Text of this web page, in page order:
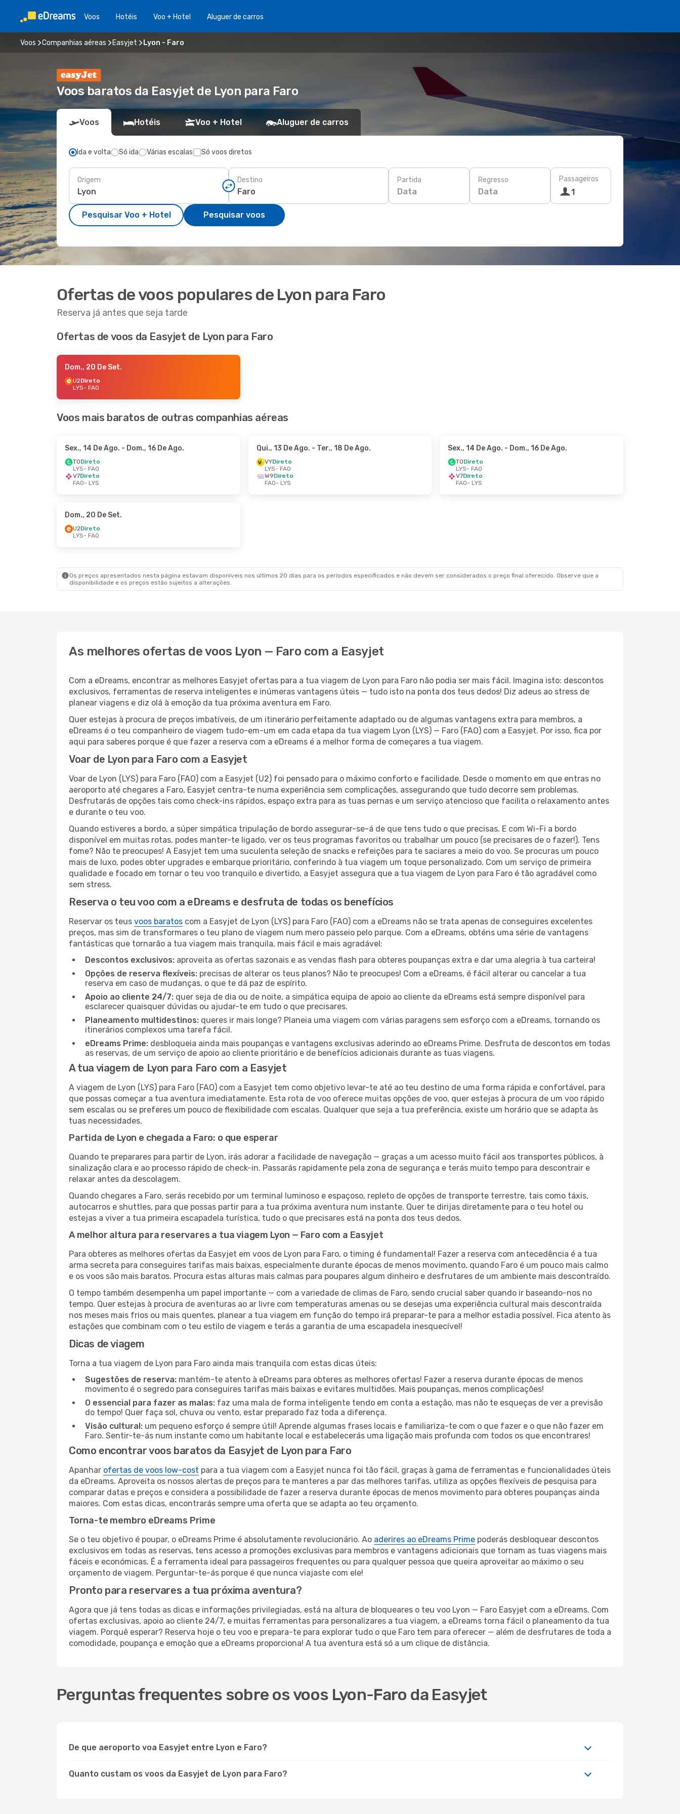
Voos Hotéis Voo + Hotel Aluguer de carros
Voos Companhias aéreas Easyjet Lyon - Faro
Voos baratos da Easyjet de Lyon para Faro
Voos Hotéis Voo + Hotel Aluguer de carros
Ida e volta Só ida Várias escalas Só voos diretos
Origem Destino Partida
Data
Regresso
Data
Passageiros
1
Pesquisar Voo + Hotel Pesquisar voos
Ofertas de voos populares de Lyon para Faro
Reserva já antes que seja tarde
Ofertas de voos da Easyjet de Lyon para Faro
Dom., 20 De Set.
U2Direto
LYS- FAO
Voos mais baratos de outras companhias aéreas
Sex., 14 De Ago. - Dom., 16 De Ago.
TODireto
LYS- FAO
V7Direto
FAO- LYS
Qui., 13 De Ago. - Ter., 18 De Ago.
VYDireto
LYS- FAO
W9Direto
FAO- LYS
Sex., 14 De Ago. - Dom., 16 De Ago.
TODireto
LYS- FAO
V7Direto
FAO- LYS
Dom., 20 De Set.
U2Direto
LYS- FAO
Os preços apresentados nesta página estavam disponíveis nos últimos 20 dias para os períodos especificados e não devem ser considerados o preço final oferecido. Observe que a
disponibilidade e os preços estão sujeitos a alterações.
As melhores ofertas de voos Lyon — Faro com a Easyjet
Com a eDreams, encontrar as melhores Easyjet ofertas para a tua viagem de Lyon para Faro não podia ser mais fácil. Imagina isto: descontos
exclusivos, ferramentas de reserva inteligentes e inúmeras vantagens úteis — tudo isto na ponta dos teus dedos! Diz adeus ao stress de
planear viagens e diz olá à emoção da tua próxima aventura em Faro.
Quer estejas à procura de preços imbatíveis, de um itinerário perfeitamente adaptado ou de algumas vantagens extra para membros, a
eDreams é o teu companheiro de viagem tudo-em-um em cada etapa da tua viagem Lyon (LYS) — Faro (FAO) com a Easyjet. Por isso, fica por
aqui para saberes porque é que fazer a reserva com a eDreams é a melhor forma de começares a tua viagem.
Voar de Lyon para Faro com a Easyjet
Voar de Lyon (LYS) para Faro (FAO) com a Easyjet (U2) foi pensado para o máximo conforto e facilidade. Desde o momento em que entras no
aeroporto até chegares a Faro, Easyjet centra-te numa experiência sem complicações, assegurando que tudo decorre sem problemas.
Desfrutarás de opções tais como check-ins rápidos, espaço extra para as tuas pernas e um serviço atencioso que facilita o relaxamento antes
e durante o teu voo.
Quando estiveres a bordo, a súper simpática tripulação de bordo assegurar-se-á de que tens tudo o que precisas. E com Wi-Fi a bordo
disponível em muitas rotas, podes manter-te ligado, ver os teus programas favoritos ou trabalhar um pouco (se precisares de o fazer!). Tens
fome? Não te preocupes! A Easyjet tem uma suculenta seleção de snacks e refeições para te saciares a meio do voo. Se procuras um pouco
mais de luxo, podes obter upgrades e embarque prioritário, conferindo à tua viagem um toque personalizado. Com um serviço de primeira
qualidade e focado em tornar o teu voo tranquilo e divertido, a Easyjet assegura que a tua viagem de Lyon para Faro é tão agradável como
sem stress.
Reserva o teu voo com a eDreams e desfruta de todas os benefícios
Reservar os teus voos baratos com a Easyjet de Lyon (LYS) para Faro (FAO) com a eDreams não se trata apenas de conseguires excelentes
preços, mas sim de transformares o teu plano de viagem num mero passeio pelo parque. Com a eDreams, obténs uma série de vantagens
fantásticas que tornarão a tua viagem mais tranquila, mais fácil e mais agradável:
Descontos exclusivos: aproveita as ofertas sazonais e as vendas flash para obteres poupanças extra e dar uma alegria à tua carteira!
Opções de reserva flexíveis: precisas de alterar os teus planos? Não te preocupes! Com a eDreams, é fácil alterar ou cancelar a tua
reserva em caso de mudanças, o que te dá paz de espírito.
Apoio ao cliente 24/7: quer seja de dia ou de noite, a simpática equipa de apoio ao cliente da eDreams está sempre disponível para
esclarecer quaisquer dúvidas ou ajudar-te em tudo o que precisares.
Planeamento multidestinos: queres ir mais longe? Planeia uma viagem com várias paragens sem esforço com a eDreams, tornando os
itinerários complexos uma tarefa fácil.
eDreams Prime: desbloqueia ainda mais poupanças e vantagens exclusivas aderindo ao eDreams Prime. Desfruta de descontos em todas
as reservas, de um serviço de apoio ao cliente prioritário e de benefícios adicionais durante as tuas viagens.
A tua viagem de Lyon para Faro com a Easyjet
A viagem de Lyon (LYS) para Faro (FAO) com a Easyjet tem como objetivo levar-te até ao teu destino de uma forma rápida e confortável, para
que possas começar a tua aventura imediatamente. Esta rota de voo oferece muitas opções de voo, quer estejas à procura de um voo rápido
sem escalas ou se preferes um pouco de flexibilidade com escalas. Qualquer que seja a tua preferência, existe um horário que se adapta às
tuas necessidades.
Partida de Lyon e chegada a Faro: o que esperar
Quando te preparares para partir de Lyon, irás adorar a facilidade de navegação — graças a um acesso muito fácil aos transportes públicos, à
sinalização clara e ao processo rápido de check-in. Passarás rapidamente pela zona de segurança e terás muito tempo para descontrair e
relaxar antes da descolagem.
Quando chegares a Faro, serás recebido por um terminal luminoso e espaçoso, repleto de opções de transporte terrestre, tais como táxis,
autocarros e shuttles, para que possas partir para a tua próxima aventura num instante. Quer te dirijas diretamente para o teu hotel ou
estejas a viver a tua primeira escapadela turística, tudo o que precisares está na ponta dos teus dedos.
A melhor altura para reservares a tua viagem Lyon — Faro com a Easyjet
Para obteres as melhores ofertas da Easyjet em voos de Lyon para Faro, o timing é fundamental! Fazer a reserva com antecedência é a tua
arma secreta para conseguires tarifas mais baixas, especialmente durante épocas de menos movimento, quando Faro é um pouco mais calmo
e os voos são mais baratos. Procura estas alturas mais calmas para poupares algum dinheiro e desfrutares de um ambiente mais descontraído.
O tempo também desempenha um papel importante — com a variedade de climas de Faro, sendo crucial saber quando ir baseando-nos no
tempo. Quer estejas à procura de aventuras ao ar livre com temperaturas amenas ou se desejas uma experiência cultural mais descontraída
nos meses mais frios ou mais quentes, planear a tua viagem em função do tempo irá preparar-te para a melhor estadia possível. Fica atento às
estações que combinam com o teu estilo de viagem e terás a garantia de uma escapadela inesquecível!
Dicas de viagem
Torna a tua viagem de Lyon para Faro ainda mais tranquila com estas dicas úteis:
Sugestões de reserva: mantém-te atento à eDreams para obteres as melhores ofertas! Fazer a reserva durante épocas de menos
movimento é o segredo para conseguires tarifas mais baixas e evitares multidões. Mais poupanças, menos complicações!
O essencial para fazer as malas: faz uma mala de forma inteligente tendo em conta a estação, mas não te esqueças de ver a previsão
do tempo! Quer faça sol, chuva ou vento, estar preparado faz toda a diferença.
Visão cultural: um pequeno esforço é sempre útil! Aprende algumas frases locais e familiariza-te com o que fazer e o que não fazer em
Faro. Sentir-te-ás num instante como um habitante local e estabelecerás uma ligação mais profunda com todos os que encontrares!
Como encontrar voos baratos da Easyjet de Lyon para Faro
Apanhar ofertas de voos low-cost para a tua viagem com a Easyjet nunca foi tão fácil, graças à gama de ferramentas e funcionalidades úteis
da eDreams. Aproveita os nossos alertas de preços para te manteres a par das melhores tarifas, utiliza as opções flexíveis de pesquisa para
comparar datas e preços e considera a possibilidade de fazer a reserva durante épocas de menos movimento para obteres poupanças ainda
maiores. Com estas dicas, encontrarás sempre uma oferta que se adapta ao teu orçamento.
Torna-te membro eDreams Prime
Se o teu objetivo é poupar, o eDreams Prime é absolutamente revolucionário. Ao aderires ao eDreams Prime poderás desbloquear descontos
exclusivos em todas as reservas, tens acesso a promoções exclusivas para membros e vantagens adicionais que tornam as tuas viagens mais
fáceis e económicas. É a ferramenta ideal para passageiros frequentes ou para qualquer pessoa que queira aproveitar ao máximo o seu
orçamento de viagem. Perguntar-te-ás porque é que nunca viajaste com ele!
Pronto para reservares a tua próxima aventura?
Agora que já tens todas as dicas e informações privilegiadas, está na altura de bloqueares o teu voo Lyon — Faro Easyjet com a eDreams. Com
ofertas exclusivas, apoio ao cliente 24/7, e muitas ferramentas para personalizares a tua viagem, a eDreams torna fácil o planeamento da tua
viagem. Porquê esperar? Reserva hoje o teu voo e prepara-te para explorar tudo o que Faro tem para oferecer — além de desfrutares de toda a
comodidade, poupança e emoção que a eDreams proporciona! A tua aventura está só a um clique de distância.
Perguntas frequentes sobre os voos Lyon-Faro da Easyjet
De que aeroporto voa Easyjet entre Lyon e Faro?
Quanto custam os voos da Easyjet de Lyon para Faro?